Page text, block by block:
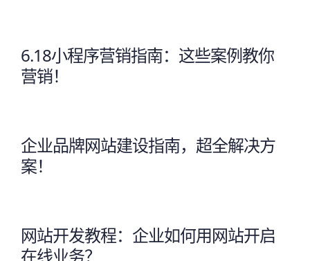
6.18小程序营销指南：这些案例教你
营销！
企业品牌网站建设指南，超全解决方
案！
网站开发教程：企业如何用网站开启
在线业务？